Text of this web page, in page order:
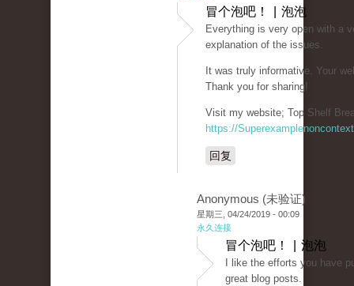
冒个泡吧！ | 泡泡
Everything is very open with a
explanation of the issues.
It was truly informative. Your
Thank you for sharing!
Visit my website; Top Shelf
https://
回复
Anonymous (未验证)
星期三, 04/24/2019 - 00:09
永久连接
冒个泡吧！ | 泡泡
I like the efforts you have
great blog posts.